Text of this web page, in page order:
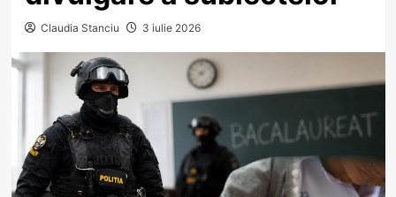
Claudia Stanciu 3 iulie 2026